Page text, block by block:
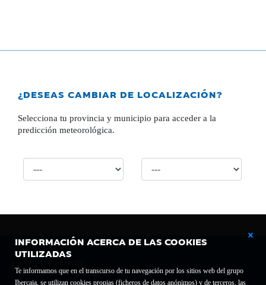
INFORMACIÓN ACERCA DE LAS COOKIES
UTILIZADAS
Te informamos que en el transcurso de tu navegación por los sitios web del grupo
Ibercaja, se utilizan cookies propias (ficheros de datos anónimos) y de terceros, las
¿DESEAS CAMBIAR DE LOCALIZACIÓN?
Selecciona tu provincia y municipio para acceder a la
predicción meteorológica.